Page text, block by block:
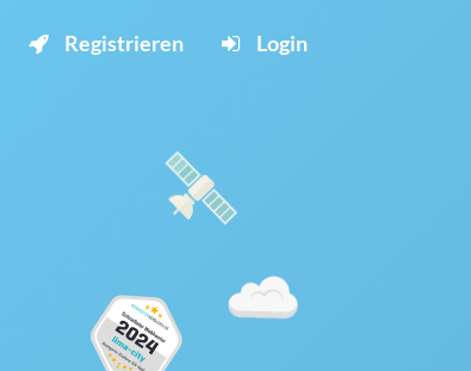
Registrieren Login